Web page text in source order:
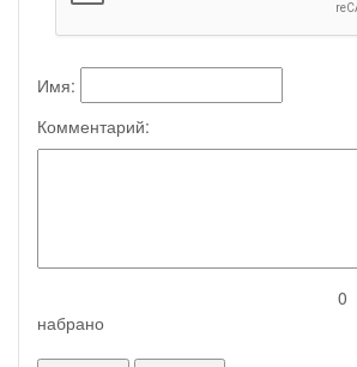
Имя:
Комментарий:
набрано